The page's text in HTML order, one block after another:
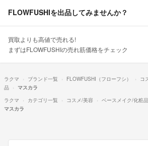
FLOWFUSHIを出品してみませんか？
買取よりも高値で売れる!
まずはFLOWFUSHIの売れ筋価格をチェック
ラクマ ブランド一覧 FLOWFUSHI（フローフシ） コ
品
マスカラ
ラクマ
カテゴリ一覧 コスメ/美容 ベースメイク/化粧品
マスカラ